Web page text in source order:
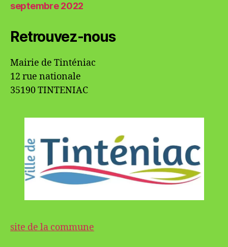
septembre 2022
Retrouvez-nous
Mairie de Tinténiac
12 rue nationale
35190 TINTENIAC
site de la commune